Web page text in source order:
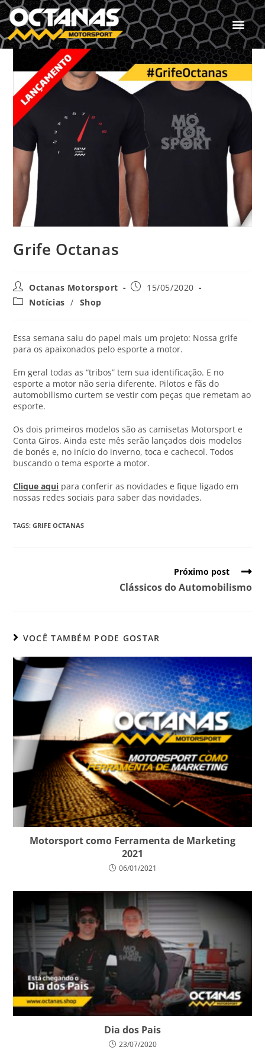
Grife Octanas
Octanas Motorsport
15/05/2020
Notícias / Shop
Essa semana saiu do papel mais um projeto: Nossa grife
para os apaixonados pelo esporte a motor.
Em geral todas as “tribos” tem sua identificação. E no
esporte a motor não seria diferente. Pilotos e fãs do
automobilismo curtem se vestir com peças que remetam ao
esporte.
Os dois primeiros modelos são as camisetas Motorsport e
Conta Giros. Ainda este mês serão lançados dois modelos
de bonés e, no início do inverno, toca e cachecol. Todos
buscando o tema esporte a motor.
Clique aqui para conferir as novidades e fique ligado em
nossas redes sociais para saber das novidades.
TAGS:GRIFE OCTANAS
Próximo post
Clássicos do Automobilismo
VOCÊ TAMBÉM PODE GOSTAR
Motorsport como Ferramenta de Marketing
2021
06/01/2021
Dia dos Pais
23/07/2020